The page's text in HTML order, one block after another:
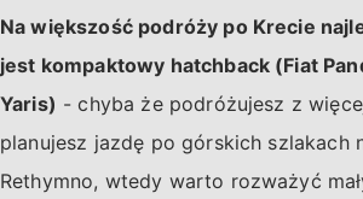
Na większość podróży po Krecie
jest kompaktowy hatchback (Fiat
Yaris) - chyba że podróżujesz z
planujesz jazdę po górskich szlakach
Rethymno, wtedy warto rozważyć